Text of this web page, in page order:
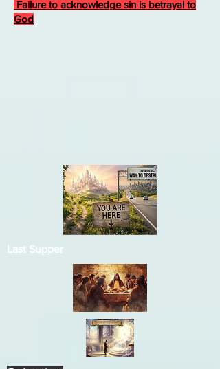
Failure to acknowledge sin is betrayal to
God
Last Supper